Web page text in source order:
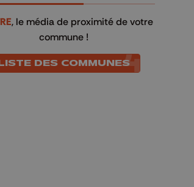
, le média de proximité de votre
commune !
DES COMMUNES